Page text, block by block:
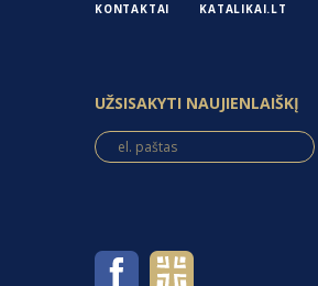
KONTAKTAI KATALIKAI.LT
UŽSISAKYTI NAUJIENLAIŠKĮ